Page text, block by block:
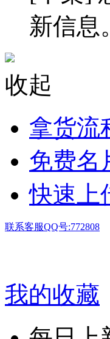
新信息
收起
拿货流
免费名
快速上
联系客服QQ号:772808
我的收藏